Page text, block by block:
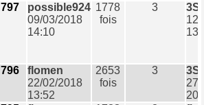
797
possible924
09/03/2018
14:10
1778
fois
3
12/
796
flomen
22/02/2018
13:52
2653
fois
3
27/